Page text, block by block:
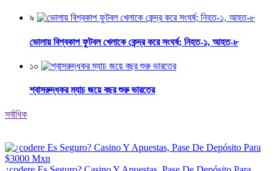
৯
ভোলায় বিশ্বকাপ ফুটবল খেলাকে কেন্দ্র করে সংঘর্ষ; নিহত-১, আহত-৮
১০
শ্বাসরুদ্ধকর ম্যাচ জয়ে বছর শুরু ভারতের
সর্বাধিক